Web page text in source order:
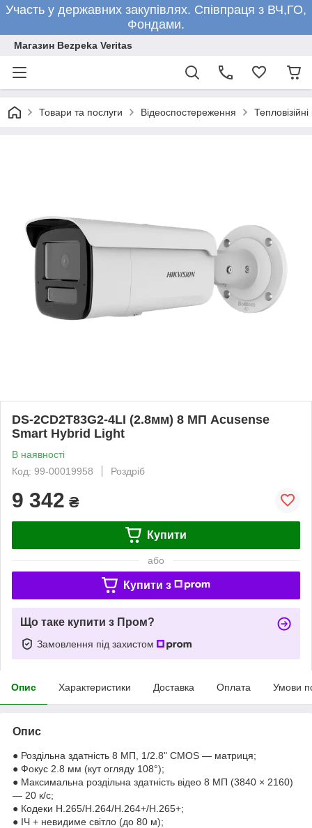
Участь у державних закупівлях. Співпраця з ВЧ,ГО,
Фондами.
Магазин Bezpeka Veritas
Товари та послуги Відеоспостереження
DS-2CD2T83G2-4LI (2.8мм) 8 МП Acusense
Smart Hybrid Light
В наявності
Код: 99-00019958
Роздріб
9 342 ₴
Купити
або
Купити з
Що таке купити з Пром?
Замовлення під захистом
Опис Характеристики Доставка Оплата Умови
Опис
● Роздільна здатність 8 МП, 1/2.8" CMOS — матриця;
● Фокус 2.8 мм (кут огляду 108°);
● Максимальна роздільна здатність відео 8 МП (3840 × 2160)
— 20 к/с;
● Кодеки H.265/H.264/H.264+/H.265+;
● ІЧ + невидиме світло (до 80 м);